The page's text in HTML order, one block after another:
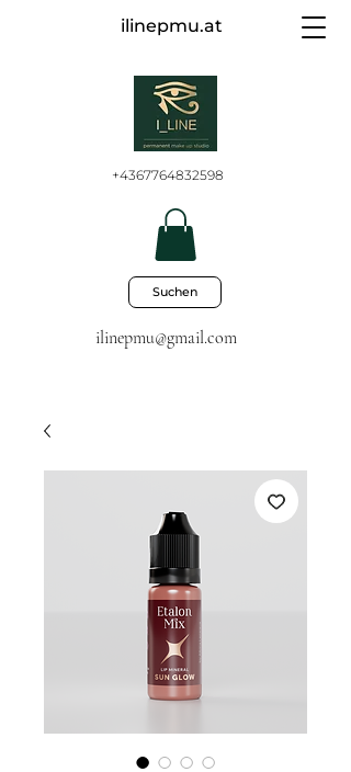
ilinepmu.at
ilinepmu@gmail.com
Suchen
+4367764832598